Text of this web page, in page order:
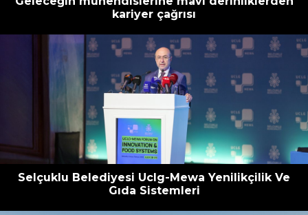
kariyer çağrısı
Selçuklu Belediyesi Uclg-Mewa Yenilikçilik Ve
Gıda Sistemleri